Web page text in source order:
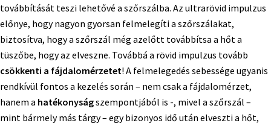
továbbítását teszi lehetővé a szőrszálba. Az ultrarövid impulzus
előnye, hogy nagyon gyorsan felmelegíti a szőrszálakat,
biztosítva, hogy a szőrszál még azelőtt továbbítsa a hőt a
tüszőbe, hogy az elveszne. Továbbá a rövid impulzus tovább
csökkenti a fájdalomérzetet! A felmelegedés sebessége ugyanis
rendkívül fontos a kezelés során – nem csak a fájdalomérzet,
hanem a hatékonyságszempontjából is -, mivel a szőrszál –
mint bármely más tárgy – egy bizonyos idő után elveszti a hőt,